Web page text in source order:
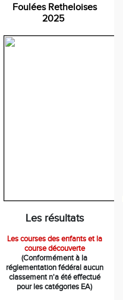
Foulées Retheloises
2025
Les résultats
Les courses des enfants et la
course découverte
(Conformément à la
réglementation fédéral aucun
classement n'a été effectué
pour les catégories EA)